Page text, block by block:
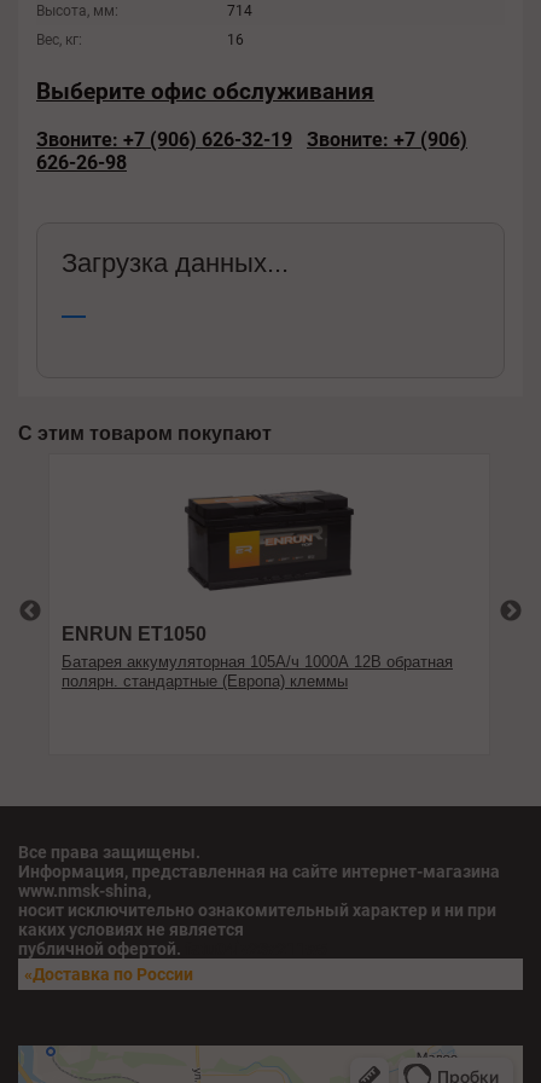
Высота, мм:
714
Вес, кг:
16
Выберите офис обслуживания
Звоните: +7 (906) 626-32-19
Звоните: +7 (906)
626-26-98
Загрузка данных...
—
С этим товаром покупают
ENRUN ET1050
Батарея аккумуляторная 105А/ч 1000А 12В обратная
полярн. стандартные (Европа) клеммы
Все права защищены.
Информация, представленная на сайте интернет-магазина
www.nmsk-shina,
носит исключительно ознакомительный характер и ни при
каких условиях не является
публичной офертой.
«Доставка по России